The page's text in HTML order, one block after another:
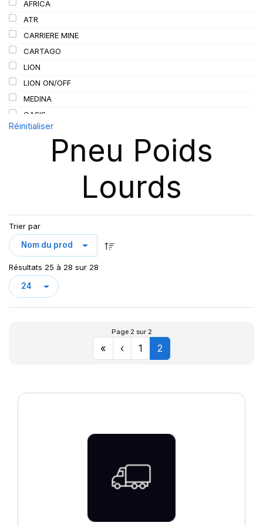
AFRICA
ATR
CARRIERE MINE
CARTAGO
LION
LION ON/OFF
MEDINA
OASIS
ORIENT
Réinitialiser
Pneu Poids
Lourds
Trier par
Résultats 25 à 28 sur 28
Page 2 sur 2
« ‹ 1 2